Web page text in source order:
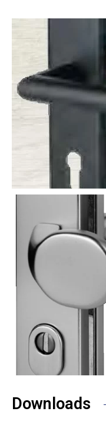
Downloads